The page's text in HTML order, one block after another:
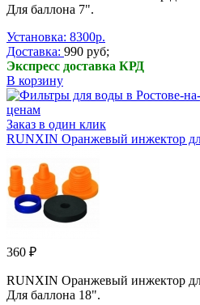
Для баллона 7".
Установка: 8300р.
Доставка: 990 руб;
Экспресс доставка КРД
В корзину
Заказ в один клик
RUNXIN Оранжевый инжектор
360 ₽
RUNXIN Оранжевый инжектор
Для баллона 18".